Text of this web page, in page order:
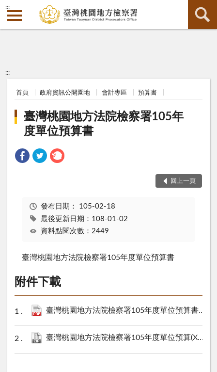
:::
:::
首頁 政府資訊公開園地 會計專區 預算書
臺灣桃園地方法院檢察署105年
度單位預算書
回上一頁
發布日期： 105-02-18
最後更新日期：108-01-02
資料點閱次數：2449
臺灣桃園地方法院檢察署105年度單位預算書
附件下載
臺灣桃園地方法院檢察署105年度單位預算書(PDF檔).pdf
臺灣桃園地方法院檢察署105年度單位預算(XML檔).zip